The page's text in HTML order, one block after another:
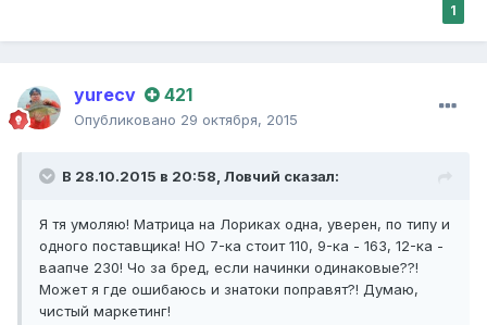
1
yurecv 421
Опубликовано 29 октября, 2015
В 28.10.2015 в 20:58, Ловчий сказал:
Я тя умоляю! Матрица на Лориках одна, уверен, по типу и
одного поставщика! НО 7-ка стоит 110, 9-ка - 163, 12-ка -
ваапче 230! Чо за бред, если начинки одинаковые??!
Может я где ошибаюсь и знатоки поправят?! Думаю,
чистый маркетинг!